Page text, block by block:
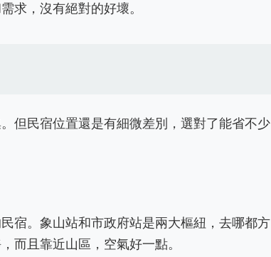
求，沒有絕對的好壞。
但民宿位置還是有細微差別，選對了能省不少
宿。象山站和市政府站是兩大樞紐，去哪都方
而且靠近山區，空氣好一點。